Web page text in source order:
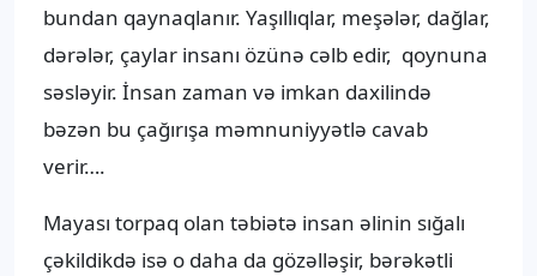
bundan qaynaqlanır. Yaşıllıqlar, meşələr, dağlar,
dərələr, çaylar insanı özünə cəlb edir, qoynuna
səsləyir. İnsan zaman və imkan daxilində
bəzən bu çağırışa məmnuniyyətlə cavab
verir….
Mayası torpaq olan təbiətə insan əlinin sığalı
çəkildikdə isə o daha da gözəlləşir, bərəkətli